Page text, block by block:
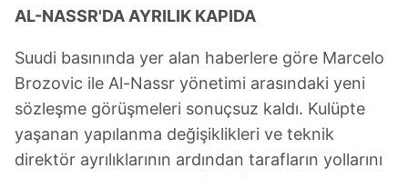
AL-NASSR'DA AYRILIK KAPIDA
Suudi basınında yer alan haberlere göre Marcelo
Brozovic ile Al-Nassr yönetimi arasındaki yeni
sözleşme görüşmeleri sonuçsuz kaldı. Kulüpte
yaşanan yapılanma değişiklikleri ve teknik
direktör ayrılıklarının ardından tarafların yollarını